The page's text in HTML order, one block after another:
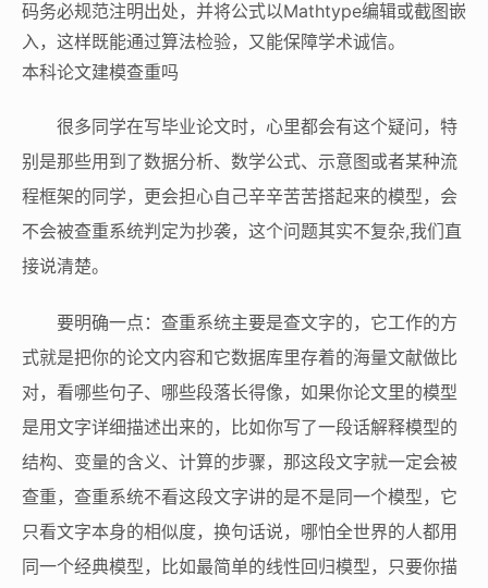
码务必规范注明出处，并将公式以Mathtype编辑或截图嵌
入，这样既能通过算法检验，又能保障学术诚信。
本科论文建模查重吗
很多同学在写毕业论文时，心里都会有这个疑问，特
别是那些用到了数据分析、数学公式、示意图或者某种流
程框架的同学，更会担心自己辛辛苦苦搭起来的模型，会
不会被查重系统判定为抄袭，这个问题其实不复杂,我们直
接说清楚。
要明确一点：查重系统主要是查文字的，它工作的方
式就是把你的论文内容和它数据库里存着的海量文献做比
对，看哪些句子、哪些段落长得像，如果你论文里的模型
是用文字详细描述出来的，比如你写了一段话解释模型的
结构、变量的含义、计算的步骤，那这段文字就一定会被
查重，查重系统不看这段文字讲的是不是同一个模型，它
只看文字本身的相似度，换句话说，哪怕全世界的人都用
同一个经典模型，比如最简单的线性回归模型，只要你描